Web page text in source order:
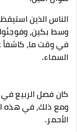
الناس الذين
وسط بكين، وفوجئوا
في وقت ما، كاشفاً
السماء.
كان فصل الربيع في
ومع ذلك، في هذه
الأحمر.